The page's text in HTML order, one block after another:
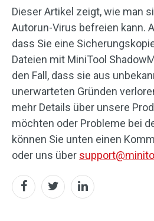
Dieser Artikel zeigt, wie man
Autorun-Virus befreien kann.
dass Sie eine
Dateien mit MiniTool
den Fall, dass sie aus
unerwarteten Gründen
mehr Details über unsere
möchten oder Probleme bei
können Sie unten einen
oder uns über